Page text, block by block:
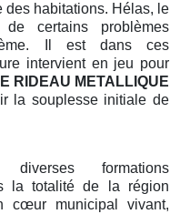
des habitations. Hélas, le
certains problèmes
Il est dans ces
intervient en jeu pour
RIDEAU METALLIQUE
la souplesse initiale de
formations
la totalité de la région
cœur municipal vivant,